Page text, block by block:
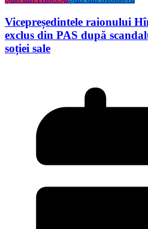
Vicepreședintele raionului
exclus din PAS după
soției sale